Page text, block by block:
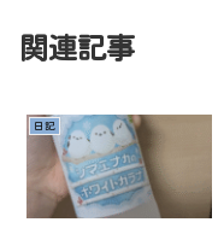
関連記事
日記